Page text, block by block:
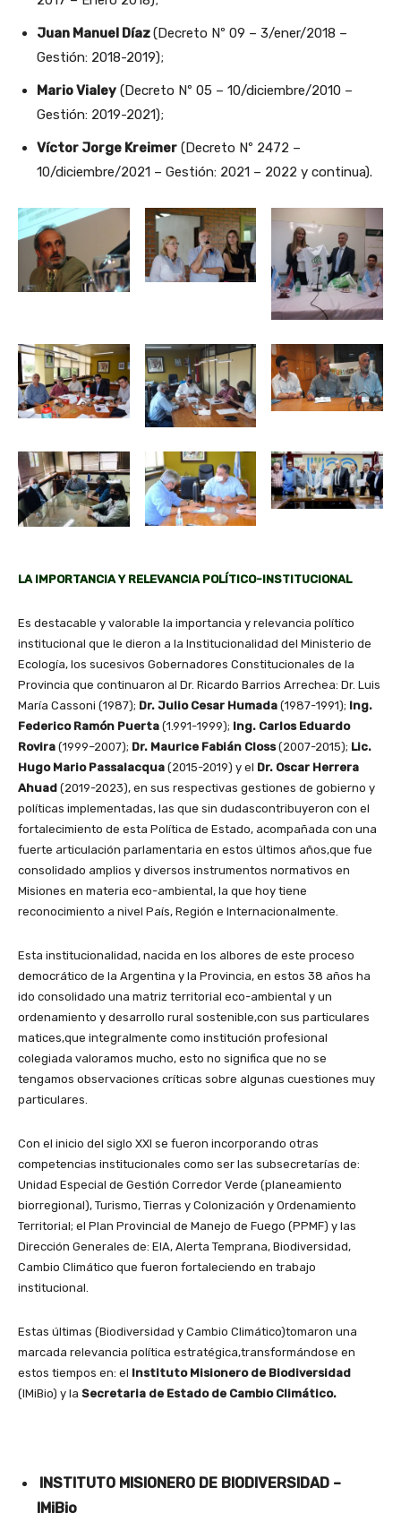
Juan Manuel Díaz(Decreto Nº 09 – 3/ener/2018 –
Gestión: 2018-2019);
Mario Vialey (Decreto Nº 05 – 10/diciembre/2010 –
Gestión: 2019-2021);
Víctor Jorge Kreimer (Decreto Nº 2472 –
10/diciembre/2021 – Gestión: 2021 – 2022 y continua).
LA IMPORTANCIA Y RELEVANCIA POLÍTICO-INSTITUCIONAL
Es destacable y valorable la importancia y relevancia político
institucional que le dieron a la Institucionalidad del Ministerio de
Ecología, los sucesivos Gobernadores Constitucionales de la
Provincia que continuaron al Dr. Ricardo Barrios Arrechea: Dr. Luis
María Cassoni (1987); Dr. Julio Cesar Humada (1987-1991); Ing.
Federico Ramón Puerta (1.991-1999); Ing. Carlos Eduardo
Rovira (1999–2007); Dr. Maurice Fabián Closs(2007-2015); Lic.
Hugo Mario Passalacqua (2015-2019) y el Dr. Oscar Herrera
Ahuad (2019-2023), en sus respectivas gestiones de gobierno y
políticas implementadas, las que sin dudascontribuyeron con el
fortalecimiento de esta Política de Estado, acompañada con una
fuerte articulación parlamentaria en estos últimos años,que fue
consolidado amplios y diversos instrumentos normativos en
Misiones en materia eco-ambiental, la que hoy tiene
reconocimiento a nivel País, Región e Internacionalmente.
Esta institucionalidad, nacida en los albores de este proceso
democrático de la Argentina y la Provincia, en estos 38 años ha
ido consolidado una matriz territorial eco-ambiental y un
ordenamiento y desarrollo rural sostenible,con sus particulares
matices,que integralmente como institución profesional
colegiada valoramos mucho, esto no significa que no se
tengamos observaciones críticas sobre algunas cuestiones muy
particulares.
Con el inicio del siglo XXI se fueron incorporando otras
competencias institucionales como ser las subsecretarías de:
Unidad Especial de Gestión Corredor Verde (planeamiento
biorregional), Turismo, Tierras y Colonización y Ordenamiento
Territorial; el Plan Provincial de Manejo de Fuego (PPMF) y las
Dirección Generales de: EIA, Alerta Temprana, Biodiversidad,
Cambio Climático que fueron fortaleciendo en trabajo
institucional.
Estas últimas (Biodiversidad y Cambio Climático)tomaron una
marcada relevancia política estratégica,transformándose en
estos tiempos en: el Instituto Misionero de Biodiversidad
(IMiBio) y la Secretaria de Estado de Cambio Climático.
INSTITUTO MISIONERO DE BIODIVERSIDAD –
IMiBio